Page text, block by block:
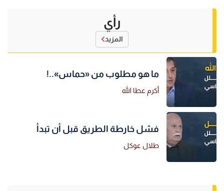
رأي
المزيد
ما هو مطلوب من «حماس»..!
أكرم عطا الله
فشل خارطة الطريق قبل أن تبدأ
طلال عوكل